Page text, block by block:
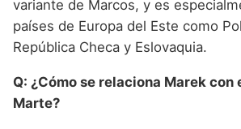
variante de Marcos, y es
países de Europa del Este como
República Checa y Eslovaquia.
Q: ¿Cómo se relaciona Marek con
Marte?